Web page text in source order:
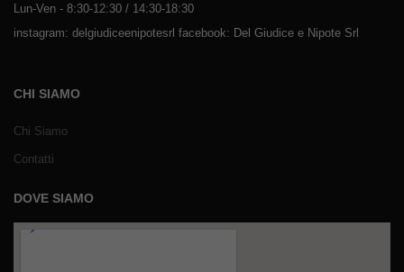
Lun-Ven - 8:30-12:30 / 14:30-18:30
instagram: delgiudiceenipotesrl facebook: Del Giudice e Nipote Srl
CHI SIAMO
Chi Siamo
Contatti
DOVE SIAMO